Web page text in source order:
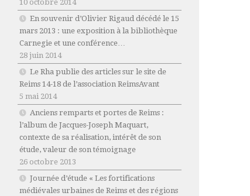
10 octobre 2014
En souvenir d’Olivier Rigaud décédé le 15
mars 2013 : une exposition à la bibliothèque
Carnegie et une conférence…
28 juin 2014
Le Rha publie des articles sur le site de
Reims 14-18 de l’association ReimsAvant
5 mai 2014
Anciens remparts et portes de Reims :
l’album de Jacques-Joseph Maquart,
contexte de sa réalisation, intérêt de son
étude, valeur de son témoignage
26 octobre 2013
Journée d’étude « Les fortifications
médiévales urbaines de Reims et des régions